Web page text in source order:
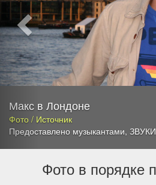
Макс в Лондоне
Фото / Источник
Предоставлено музыкантами,
Фото в порядке